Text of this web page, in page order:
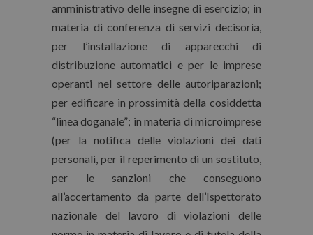
amministrativo delle insegne di esercizio; in
materia di conferenza di servizi decisoria,
per l’installazione di apparecchi di
distribuzione automatici e per le imprese
operanti nel settore delle autoriparazioni;
per edificare in prossimità della cosiddetta
“linea doganale”; in materia di microimprese
(per la notifica delle violazioni dei dati
personali, per il reperimento di un sostituto,
per le sanzioni che conseguono
all’accertamento da parte dell’Ispettorato
nazionale del lavoro di violazioni delle